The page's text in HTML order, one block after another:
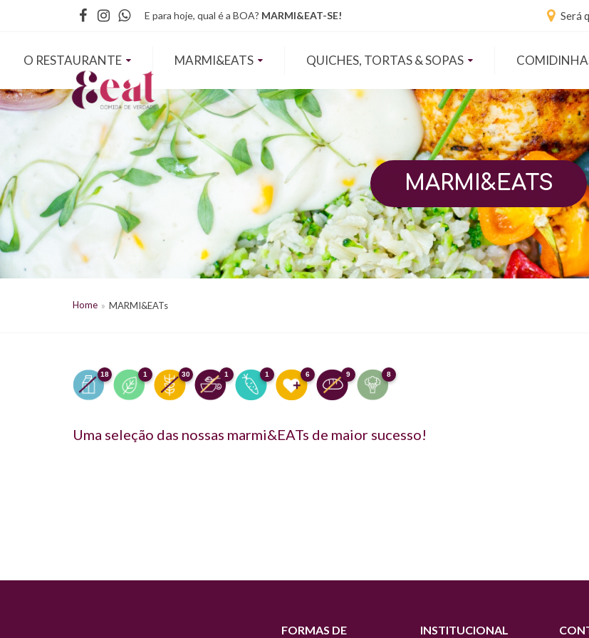
FacebookInstagram
WhatsApp
E para hoje, qual é a BOA? MARMI&EAT-SE! Será
O RESTAURANTE MARMI&EATS QUICHES, TORTAS & SOPAS
MARMI&EATS
Home MARMI&EATs
18 1 30 1 1 6 9 8
Uma seleção das nossas marmi&EATs de maior sucesso!
FORMAS DE
INSTITUCIONAL